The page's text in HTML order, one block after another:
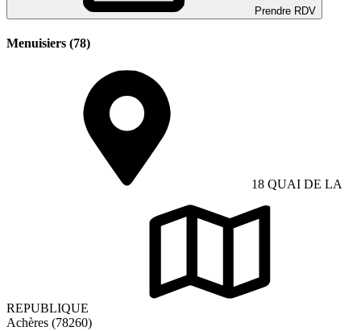
Prendre RDV
Menuisiers (78)
18 QUAI DE LA
REPUBLIQUE
Achères (78260)